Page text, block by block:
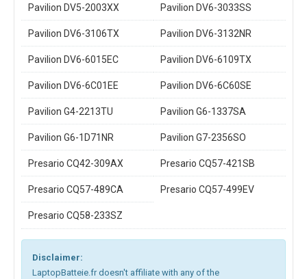
Pavilion DV5-2003XX Pavilion DV6-3033SS
Pavilion DV6-3106TX Pavilion DV6-3132NR
Pavilion DV6-6015EC Pavilion DV6-6109TX
Pavilion DV6-6C01EE Pavilion DV6-6C60SE
Pavilion G4-2213TU Pavilion G6-1337SA
Pavilion G6-1D71NR Pavilion G7-2356SO
Presario CQ42-309AX Presario CQ57-421SB
Presario CQ57-489CA Presario CQ57-499EV
Presario CQ58-233SZ
Disclaimer:
LaptopBatteie.fr doesn't affiliate with any of the